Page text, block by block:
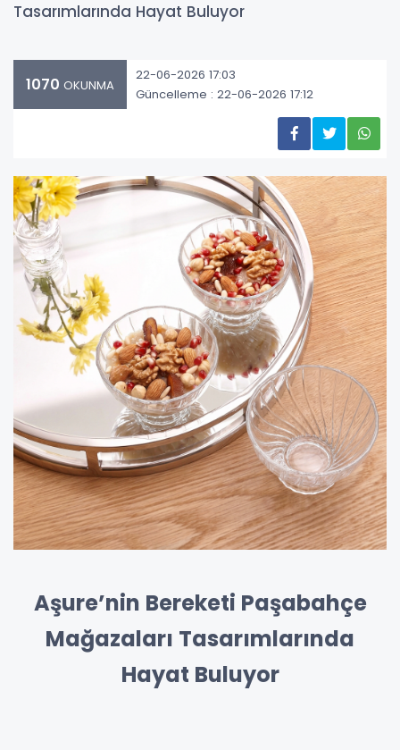
Tasarımlarında Hayat Buluyor
1070 OKUNMA
22-06-2026 17:03
Güncelleme : 22-06-2026 17:12
Aşure’nin Bereketi Paşabahçe
Mağazaları Tasarımlarında
Hayat Buluyor